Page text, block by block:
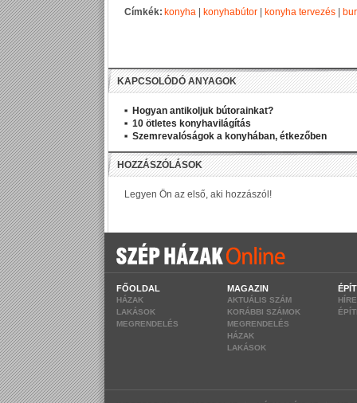
Címkék: konyha konyhabútor konyha tervezés
KAPCSOLÓDÓ ANYAGOK
Hogyan antikoljuk bútorainkat?
10 ötletes konyhavilágítás
Szemrevalóságok a konyhában, étkezőben
FŐOLDAL
HÁZAK
LAKÁSOK
MEGRENDELÉS
MAGAZIN
AKTUÁLIS SZÁM
KORÁBBI SZÁMOK
MEGRENDELÉS
HÁZAK
LAKÁSOK